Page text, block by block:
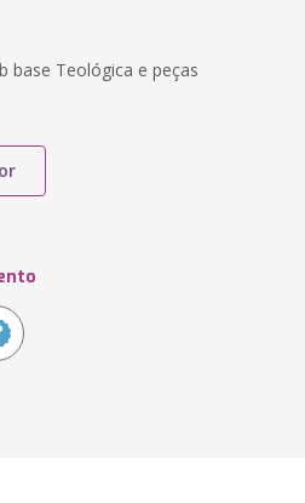
base Teológica e peças